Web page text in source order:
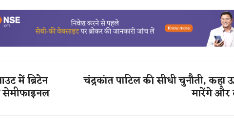
में ब्रिटेन
सेमीफाइनल
चंद्रकांत पाटिल की सीधी चुनौती, कहा
मारेंगे और